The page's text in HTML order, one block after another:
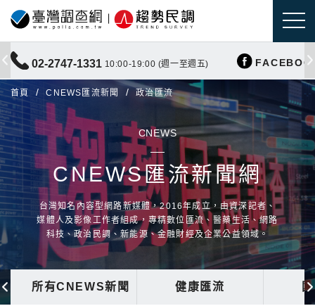
02-2747-1331 10:00-19:00 (週一至週五)
首頁 CNEWS匯流新聞 政治匯流
CNEWS
CNEWS匯流新聞網
台灣知名內容型網路新媒體，2016年成立，由資深記者、
媒體人及影像工作者組成，專精數位匯流、醫藥生活、網路
科技、政治民調、新能源、金融財經及企業公益領域。
所有CNEWS新聞 健康匯流